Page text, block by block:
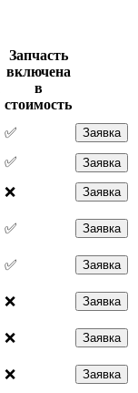
Запчасть
включена
в
стоимость
✅ Заявка
✅ Заявка
❌ Заявка
✅ Заявка
✅ Заявка
❌ Заявка
❌ Заявка
❌ Заявка